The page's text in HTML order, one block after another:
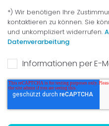
*) Wir benötigen Ihre
kontaktieren zu können. Sie
und unkompliziert widerrufen.
Datenverarbeitung
Informationen per E-